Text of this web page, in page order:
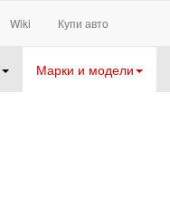
Wiki Купи авто
Марки и модели